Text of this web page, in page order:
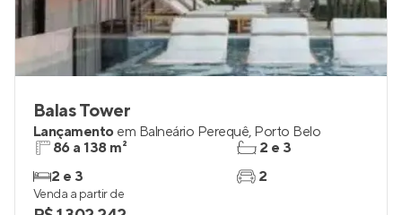
Balas Tower
Lançamento em Balneário Perequê, Porto Belo
86 a 138 m²
2 e 3
2 e 3
2
Venda a partir de